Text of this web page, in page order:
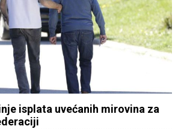
isplata uvećanih mirovina za